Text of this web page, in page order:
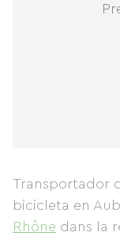
Transportador
bicicleta en
Rhône dans la